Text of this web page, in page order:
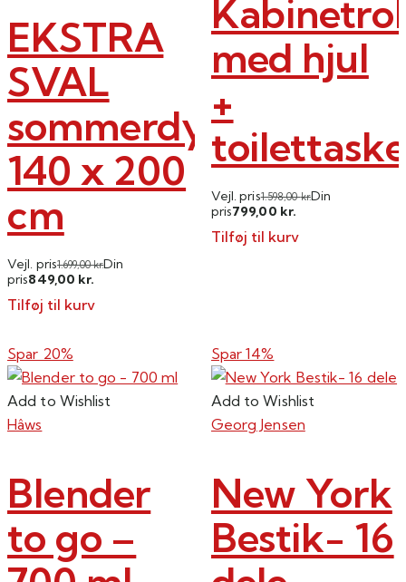
EKSTRA
SVAL
sommerdyne-
140 x 200
cm
Vejl. pris1.699,00kr.Din
pris849,00 kr.
Tilføj til kurv
med hjul
+
toilettaske
Vejl. pris1.598,00kr.Din
pris799,00 kr.
Tilføj til kurv
Spar 20%
Add to Wishlist
Hâws
Blender
to go –
Spar 14%
Add to Wishlist
Georg Jensen
New York
Bestik- 16